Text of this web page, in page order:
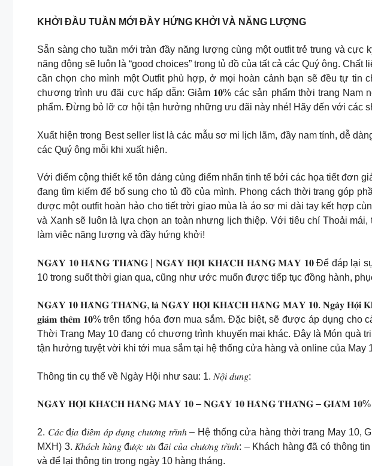
KHỞI ĐẦU TUẦN MỚI ĐẦY HỨNG KHỞI VÀ NĂNG LƯỢNG
Sẵn sàng cho tuần mới tràn đầy năng lượng cùng một outfit trẻ trung và cực
năng động sẽ luôn là “good choices” trong tủ đồ của tất cả các Quý ông.
cần chọn cho mình một Outfit phù hợp, ở mọi hoàn cảnh bạn sẽ đều tự
chương trình ưu đãi cực hấp dẫn: Giảm 𝟏𝟎% các sản phẩm thời trang Nam
phẩm. Đừng bỏ lỡ cơ hội tận hưởng những ưu đãi này nhé! Hãy đến với các
Xuất hiện trong Best seller list là các mẫu sơ mi lịch lãm, đầy nam tính, dễ
các Quý ông mỗi khi xuất hiện.
Với điểm cộng thiết kế tôn dáng cùng điểm nhấn tinh tế bởi các họa tiết đơn
đang tìm kiếm để bổ sung cho tủ đồ của mình. Phong cách thời trang góp
được một outfit hoàn hảo cho tiết trời giao mùa là áo sơ mi dài tay kết hợp
và Xanh sẽ luôn là lựa chọn an toàn nhưng lịch thiệp. Với tiêu chí Thoải
làm việc năng lượng và đầy hứng khởi!
𝐍𝐆𝐀̀𝐘 𝟏𝟎 𝐇𝐀̀𝐍𝐆 𝐓𝐇𝐀́𝐍𝐆 | 𝐍𝐆𝐀̀𝐘 𝐇𝐎̣̂𝐈 𝐊𝐇𝐀́𝐂𝐇 𝐇𝐀̀𝐍𝐆 𝐌𝐀𝐘 𝟏𝟎 Để đáp lại sự tin
10 trong suốt thời gian qua, cũng như ước muốn được tiếp tục đồng hành,
𝐍𝐆𝐀̀𝐘 𝟏𝟎 𝐇𝐀̀𝐍𝐆 𝐓𝐇𝐀́𝐍𝐆, 𝐥𝐚̀ 𝐍𝐆𝐀̀𝐘 𝐇𝐎̣̂𝐈 𝐊𝐇𝐀́𝐂𝐇 𝐇𝐀̀𝐍𝐆 𝐌𝐀𝐘 𝟏𝟎. 𝐍𝐠𝐚̀𝐲 𝐇𝐨̣̂𝐢
𝐠𝐢𝐚̉𝐦 𝐭𝐡𝐞̂𝐦 𝟏𝟎% trên tổng hóa đơn mua sắm. Đặc biệt, sẽ được áp dụng
Thời Trang May 10 đang có chương trình khuyến mại khác. Đây là Món quà
tận hưởng tuyệt vời khi tới mua sắm tại hệ thống cửa hàng và online của May
Thông tin cụ thể về Ngày Hội như sau: 1. 𝑁𝑜̣̂𝑖 𝑑𝑢𝑛𝑔:
𝐍𝐆𝐀̀𝐘 𝐇𝐎̣̂𝐈 𝐊𝐇𝐀́𝐂𝐇 𝐇𝐀̀𝐍𝐆 𝐌𝐀𝐘 𝟏𝟎 – 𝐍𝐆𝐀̀𝐘 𝟏𝟎 𝐇𝐀̀𝐍𝐆 𝐓𝐇𝐀́𝐍𝐆 – 𝐆𝐈𝐀̉𝐌
2. 𝐶𝑎́𝑐 đ𝑖̣𝑎 đ𝑖𝑒̂̉𝑚 𝑎́𝑝 𝑑𝑢̣𝑛𝑔 𝑐ℎ𝑢̛𝑜̛𝑛𝑔 𝑡𝑟𝑖̀𝑛ℎ – Hệ thống cửa hàng thời trang May
MXH) 3. 𝐾ℎ𝑎́𝑐ℎ ℎ𝑎̀𝑛𝑔 đ𝑢̛𝑜̛̣𝑐 𝑢̛𝑢 đ𝑎̃𝑖 𝑐𝑢̉𝑎 𝑐ℎ𝑢̛𝑜̛𝑛𝑔 𝑡𝑟𝑖̀𝑛ℎ: – Khách hàng đã có
và để lại thông tin trong ngày 10 hàng tháng.